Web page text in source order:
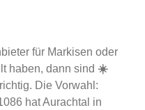
für Markisen oder
haben, dann sind ☀️
Die Vorwahl:
hat Aurachtal in